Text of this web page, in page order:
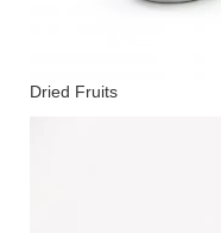
Dried Fruits